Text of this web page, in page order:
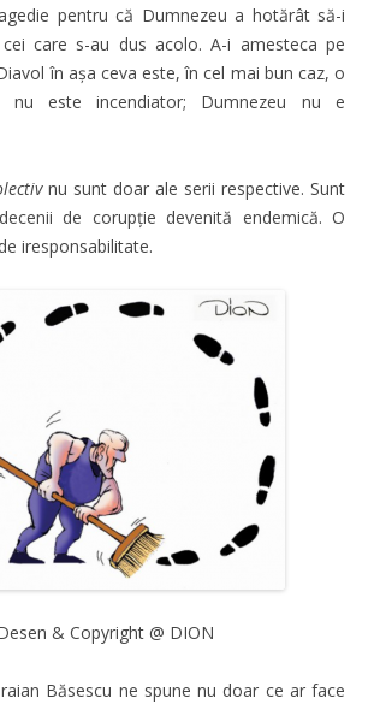
pentru că Dumnezeu a hotărât să-i
care s-au dus acolo. A-i amesteca pe
în așa ceva este, în cel mai bun caz, o
nu este incendiator; Dumnezeu nu e
nu sunt doar ale serii respective. Sunt
de corupție devenită endemică. O
iresponsabilitate.
& Copyright @ DION
Băsescu ne spune nu doar ce ar face